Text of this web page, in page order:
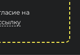
на